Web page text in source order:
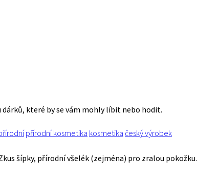
které by se vám mohly líbit nebo hodit.
přírodní kosmetika kosmetika český výrobek
šípky, přírodní všelék (zejména) pro zralou pokožku.